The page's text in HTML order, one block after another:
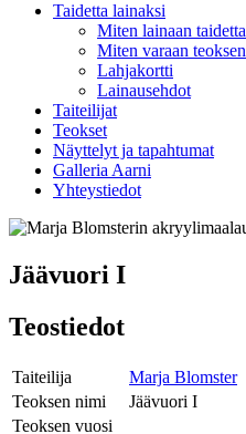
Taidetta lainaksi
Miten lainaan taidetta
Miten varaan teoksen
Lahjakortti
Lainausehdot
Taiteilijat
Teokset
Näyttelyt ja tapahtumat
Galleria Aarni
Yhteystiedot
Jäävuori I
Teostiedot
Taiteilija
Marja Blomster
Teoksen nimi
Jäävuori I
Teoksen vuosi